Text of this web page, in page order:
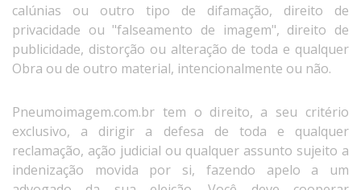
calúnias ou outro tipo de difamação, direito de
privacidade ou "falseamento de imagem", direito de
publicidade, distorção ou alteração de toda e qualquer
Obra ou de outro material, intencionalmente ou não.
Pneumoimagem.com.br tem o direito, a seu critério
exclusivo, a dirigir a defesa de toda e qualquer
reclamação, ação judicial ou qualquer assunto sujeito a
indenização movida por si, fazendo apelo a um